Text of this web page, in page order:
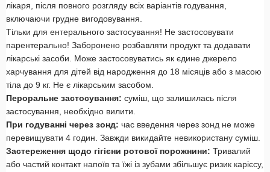
лікаря, після повного розгляду всіх варіантів годування,
включаючи грудне вигодовування.
Тільки для ентерального застосування! Не застосовувати
парентерально! Заборонено розбавляти продукт та додавати
лікарські засоби. Може застосовуватись як єдине джерело
харчування для дітей від народження до 18 місяців або з масою
тіла до 9 кг. Не є лікарським засобом.
Пероральне застосування: суміш, що залишилась після
застосування, необхідно вилити.
При годуванні через зонд: час введення через зонд не може
перевищувати 4 годин. Завжди викидайте невикористану суміш.
Застереження щодо гігієни ротової порожнини: Тривалий
або частий контакт напоїв та їжі із зубами збільшує ризик карієсу,